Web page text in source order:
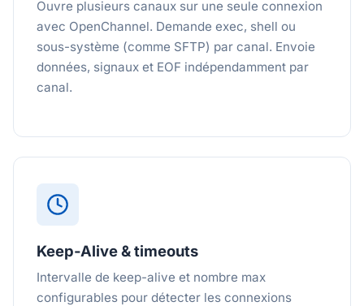
Ouvre plusieurs canaux sur une seule connexion
avec OpenChannel. Demande exec, shell ou
sous-système (comme SFTP) par canal. Envoie
données, signaux et EOF indépendamment par
canal.
Keep-Alive & timeouts
Intervalle de keep-alive et nombre max
configurables pour détecter les connexions